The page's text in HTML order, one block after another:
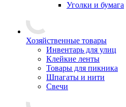
Уголки и бумага
Хозяйственные товары
Инвентарь для улиц
Клейкие ленты
Товары для пикника
Шпагаты и нити
Свечи